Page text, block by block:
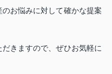
お悩みに対して確かな提案
きますので、ぜひお気軽に